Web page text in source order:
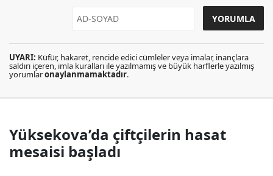
UYARI: Küfür, hakaret, rencide edici cümleler veya imalar, inançlara
saldırı içeren, imla kuralları ile yazılmamış ve büyük harflerle yazılmış
yorumlaronaylanmamaktadır.
Yüksekova’da çiftçilerin hasat
mesaisi başladı